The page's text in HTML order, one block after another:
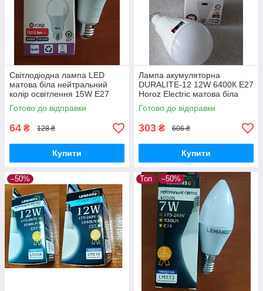
Світлодіодна лампа LED
матова біла нейтральний
колір освітлення 15W E27
6400К 1500 lm PREMIER-15
HorozElectric форма А60
Готово до відправки
64 ₴ 128 ₴
Купити
Лампа акумуляторна
DURALITE-12 12W 6400К E27
Horoz Electric матова біла
пластикова з портом USB
А60
Готово до відправки
303 ₴ 606 ₴
Купити
–50% Топ –50%